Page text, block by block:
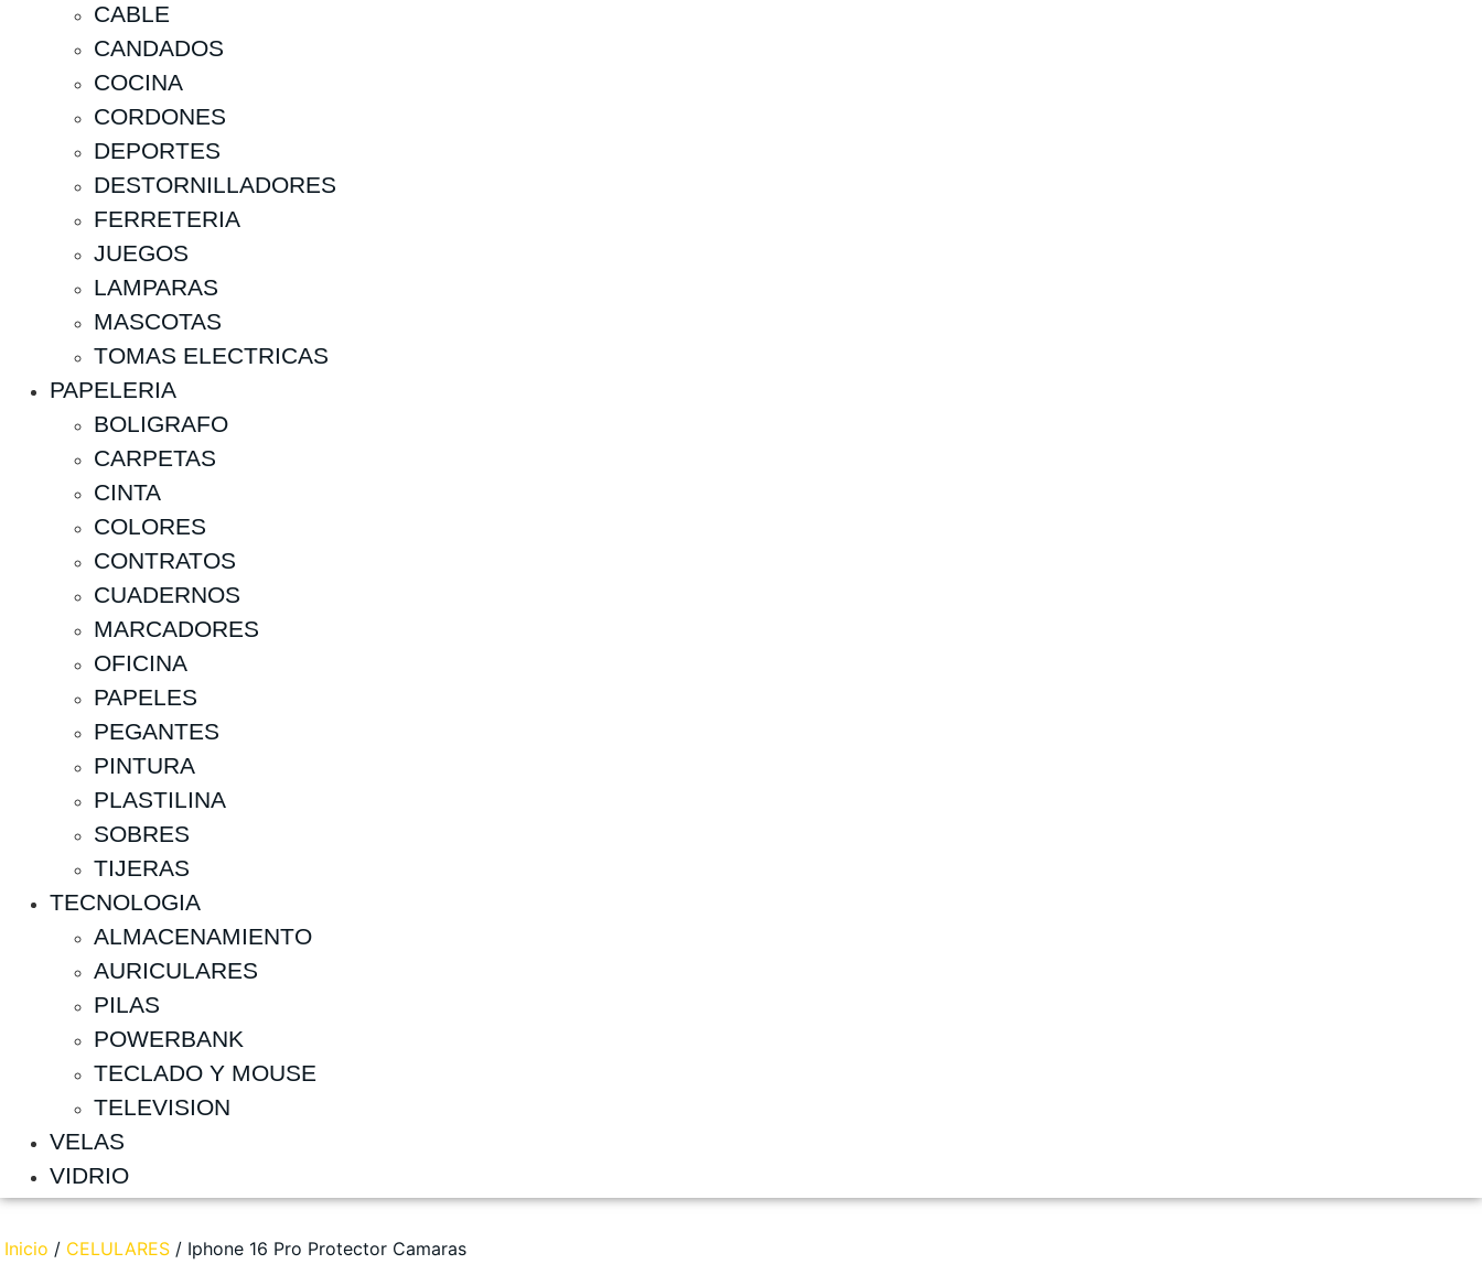
CABLE
CANDADOS
COCINA
CORDONES
DEPORTES
DESTORNILLADORES
FERRETERIA
JUEGOS
LAMPARAS
MASCOTAS
TOMAS ELECTRICAS
PAPELERIA
BOLIGRAFO
CARPETAS
CINTA
COLORES
CONTRATOS
CUADERNOS
MARCADORES
OFICINA
PAPELES
PEGANTES
PINTURA
PLASTILINA
SOBRES
TIJERAS
TECNOLOGIA
ALMACENAMIENTO
AURICULARES
PILAS
POWERBANK
TECLADO Y MOUSE
TELEVISION
VELAS
VIDRIO
Inicio / CELULARES / Iphone 16 Pro Protector Camaras